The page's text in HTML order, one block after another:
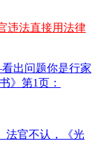
违法直接用法律
出问题你是行家
》第1页：
法官不认，《光